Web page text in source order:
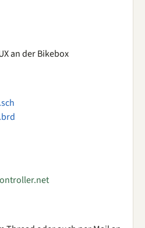
an der Bikebox